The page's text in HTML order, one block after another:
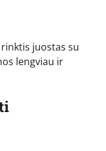
juostas su
lengviau ir